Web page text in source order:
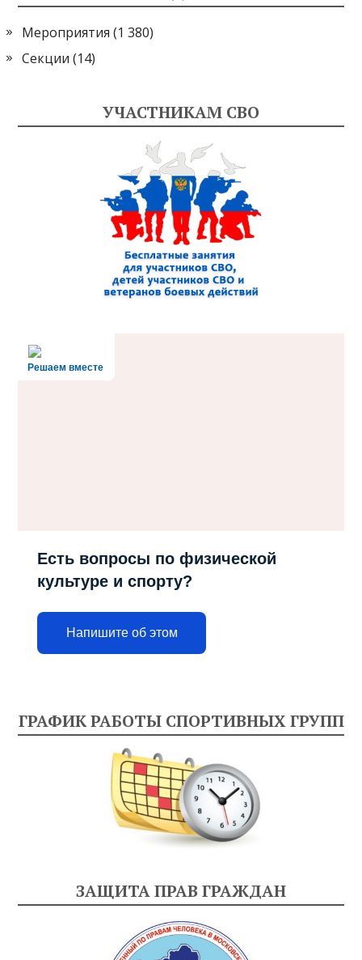
Мероприятия (1 380)
Секции (14)
УЧАСТНИКАМ СВО
Решаем вместе
Есть вопросы по физической
культуре и спорту?
Напишите об этом
ГРАФИК РАБОТЫ СПОРТИВНЫХ ГРУПП
ЗАЩИТА ПРАВ ГРАЖДАН